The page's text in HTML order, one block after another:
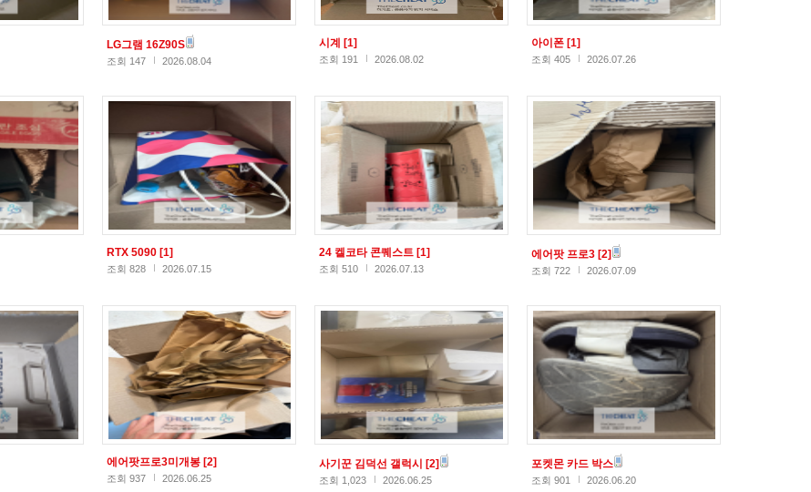
LG그램 16Z90S
조회 147 2026.08.04
시계 [1]
조회 191 2026.08.02
아이폰 [1]
조회 405 2026.07.26
RTX 5090 [1]
조회 828 2026.07.15
24 켈코타 콘퀘스트 [1]
조회 510 2026.07.13
에어팟 프로3 [2]
조회 722 2026.07.09
에어팟프로3미개봉 [2]
조회 937 2026.06.25
사기꾼 김덕선 갤럭시 [2]
조회 1,023 2026.06.25
포켓몬 카드 박스
조회 901 2026.06.20